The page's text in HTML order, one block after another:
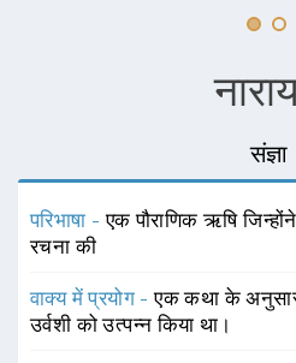
संज्ञा
परिभाषा -एक पौराणिक ऋषि
रचना की
वाक्य में प्रयोग -एक कथा के
उर्वशी को उत्पन्न किया था।